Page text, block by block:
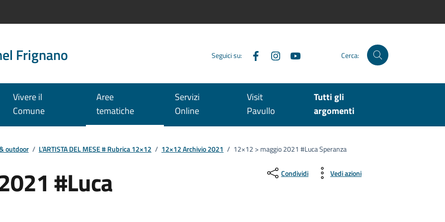
Frignano Seguici su: FacebookInstagram Cerca:
Vivere il
Comune
Aree
tematiche
Servizi
Online
Visit
Pavullo
Tutti gli
argomenti
outdoor / L’ARTISTA DEL MESE # Rubrica 12×12 / 12×12 Archivio 2021 / 12×12 > maggio 2021 #Luca Speranza
#Luca Condividi Vedi azioni